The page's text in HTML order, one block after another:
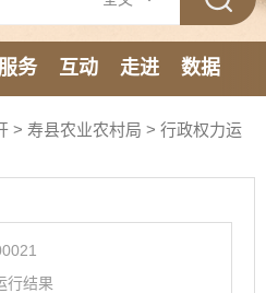
服务 互动 走进
数据
> 寿县农业农村局 > 行政权力运
行结果